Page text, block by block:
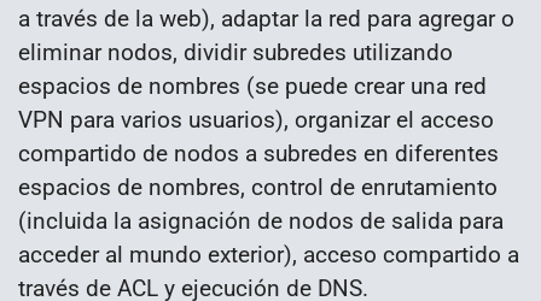
a través de la web), adaptar la red para agregar o
eliminar nodos, dividir subredes utilizando
espacios de nombres (se puede crear una red
VPN para varios usuarios), organizar el acceso
compartido de nodos a subredes en diferentes
espacios de nombres, control de enrutamiento
(incluida la asignación de nodos de salida para
acceder al mundo exterior), acceso compartido a
través de ACL y ejecución de DNS.